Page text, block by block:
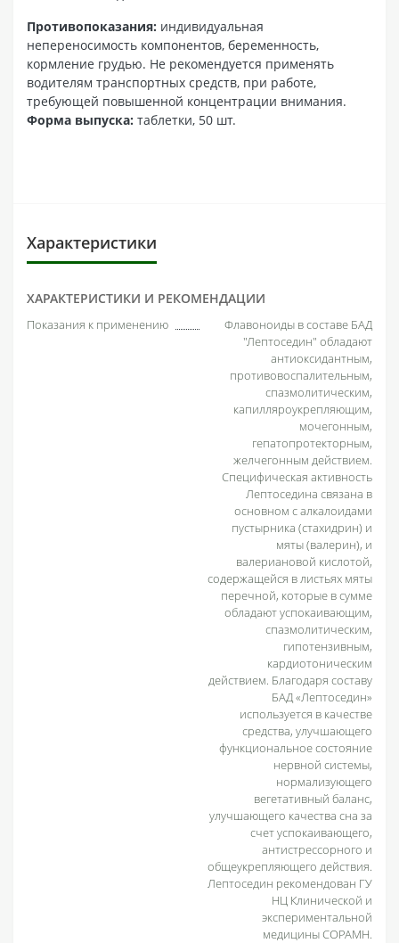
Противопоказания: индивидуальная
непереносимость компонентов, беременность,
кормление грудью. Не рекомендуется применять
водителям транспортных средств, при работе,
требующей повышенной концентрации внимания.
Форма выпуска: таблетки, 50 шт.
Характеристики
ХАРАКТЕРИСТИКИ И РЕКОМЕНДАЦИИ
Показания к применению
Флавоноиды в составе БАД
"Лептоседин" обладают
антиоксидантным,
противовоспалительным,
спазмолитическим,
капилляроукрепляющим,
мочегонным,
гепатопротекторным,
желчегонным действием.
Специфическая активность
Лептоседина связана в
основном с алкалоидами
пустырника (стахидрин) и
мяты (валерин), и
валериановой кислотой,
содержащейся в листьях мяты
перечной, которые в сумме
обладают успокаивающим,
спазмолитическим,
гипотензивным,
кардиотоническим
действием. Благодаря составу
БАД «Лептоседин»
используется в качестве
средства, улучшающего
функциональное состояние
нервной системы,
нормализующего
вегетативный баланс,
улучшающего качества сна за
счет успокаивающего,
антистрессорного и
общеукрепляющего действия.
Лептоседин рекомендован ГУ
НЦ Клинической и
экспериментальной
медицины СОРАМН.